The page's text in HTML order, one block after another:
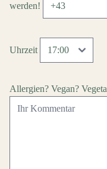
werden!
Uhrzeit
Allergien? Vegan?